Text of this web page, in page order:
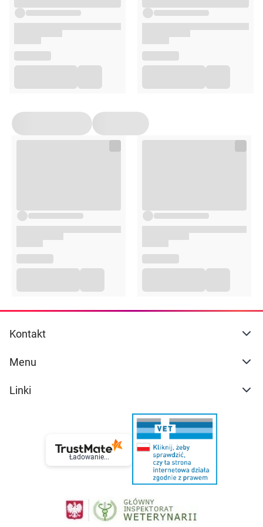
Kontakt
Menu
Linki
Ładowanie...